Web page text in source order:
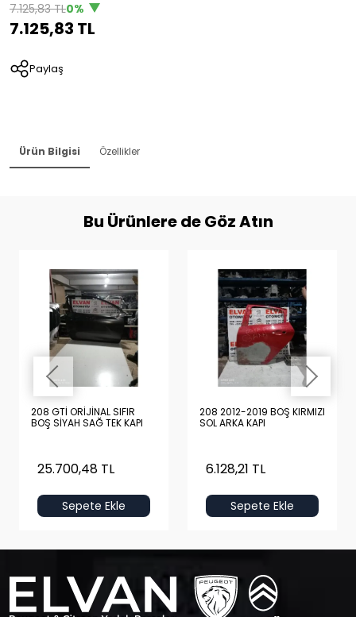
7.125,83 TL0%
7.125,83 TL
Paylaş
Ürün Bilgisi Özellikler
Bu Ürünlere de Göz Atın
208 GTİ ORİJİNAL SIFIR
BOŞ SİYAH SAĞ TEK KAPI
25.700,48 TL
Sepete Ekle
208 2012-2019 BOŞ KIRMIZI
SOL ARKA KAPI
6.128,21 TL
Sepete Ekle